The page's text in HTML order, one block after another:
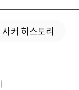
사커 히스토리